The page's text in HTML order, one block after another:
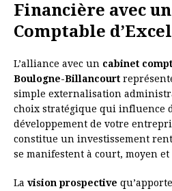
Financière avec
Comptable
L’alliance avec un cabinet
Boulogne-Billancourt
simple externalisation
choix stratégique qui influence
développement de votre
constitue un investissement
se manifestent à court, moyen
La vision prospective